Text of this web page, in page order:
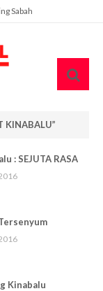
Sabah
KINABALU
: SEJUTA RASA
Kinabalu